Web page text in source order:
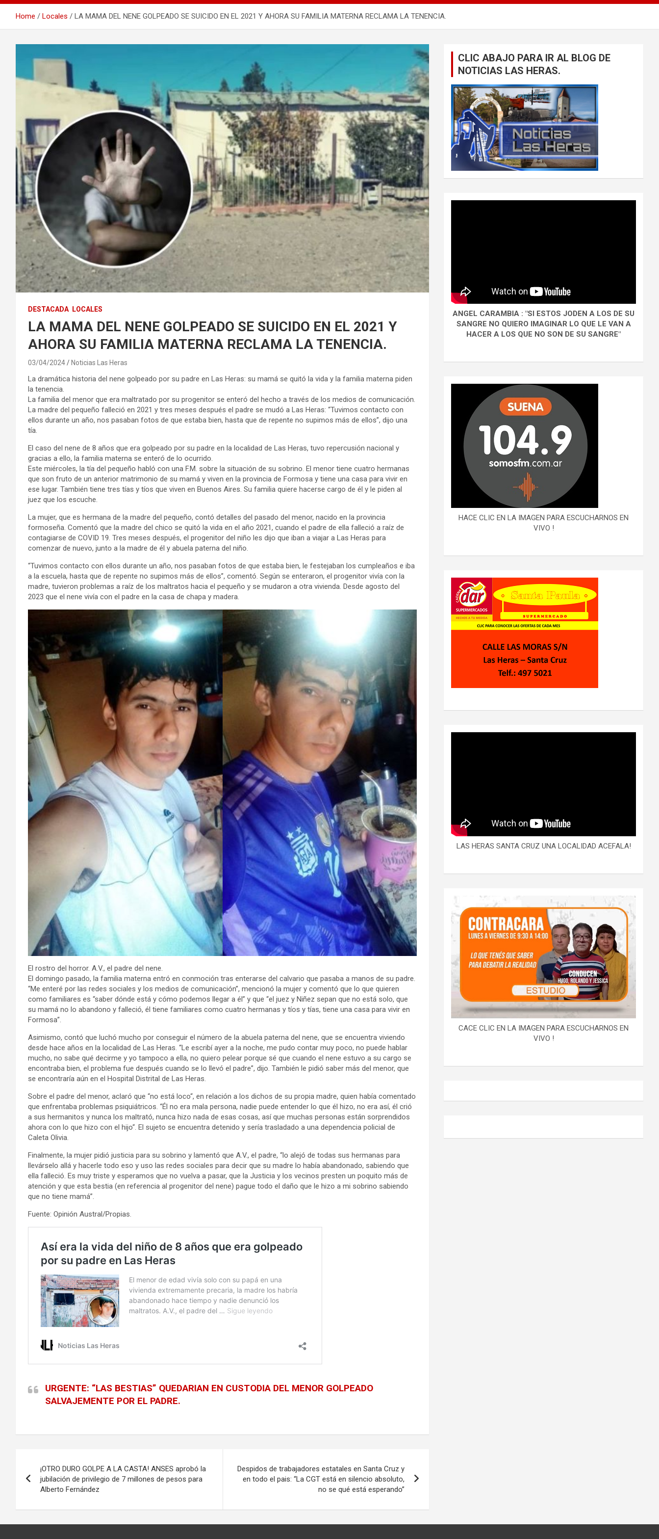
Home Locales LA MAMA DEL NENE GOLPEADO SE SUICIDO EN EL 2021 Y AHORA SU FAMILIA MATERNA RECLAMA LA TENENCIA.
DESTACADA LOCALES
LA MAMA DEL NENE GOLPEADO SE SUICIDO EN EL 2021 Y
AHORA SU FAMILIA MATERNA RECLAMA LA TENENCIA.
03/04/2024 Noticias Las Heras
La dramática historia del nene golpeado por su padre en Las Heras: su mamá se quitó la vida y la familia materna piden
la tenencia.
La familia del menor que era maltratado por su progenitor se enteró del hecho a través de los medios de comunicación.
La madre del pequeño falleció en 2021 y tres meses después el padre se mudó a Las Heras: “Tuvimos contacto con
ellos durante un año, nos pasaban fotos de que estaba bien, hasta que de repente no supimos más de ellos”, dijo una
tía.
El caso del nene de 8 años que era golpeado por su padre en la localidad de Las Heras, tuvo repercusión nacional y
gracias a ello, la familia materna se enteró de lo ocurrido.
Este miércoles, la tía del pequeño habló con una F.M. sobre la situación de su sobrino. El menor tiene cuatro hermanas
que son fruto de un anterior matrimonio de su mamá y viven en la provincia de Formosa y tiene una casa para vivir en
ese lugar. También tiene tres tías y tíos que viven en Buenos Aires. Su familia quiere hacerse cargo de él y le piden al
juez que los escuche.
La mujer, que es hermana de la madre del pequeño, contó detalles del pasado del menor, nacido en la provincia
formoseña. Comentó que la madre del chico se quitó la vida en el año 2021, cuando el padre de ella falleció a raíz de
contagiarse de COVID 19. Tres meses después, el progenitor del niño les dijo que iban a viajar a Las Heras para
comenzar de nuevo, junto a la madre de él y abuela paterna del niño.
“Tuvimos contacto con ellos durante un año, nos pasaban fotos de que estaba bien, le festejaban los cumpleaños e iba
a la escuela, hasta que de repente no supimos más de ellos”, comentó. Según se enteraron, el progenitor vivía con la
madre, tuvieron problemas a raíz de los maltratos hacia el pequeño y se mudaron a otra vivienda. Desde agosto del
2023 que el nene vivía con el padre en la casa de chapa y madera.
El rostro del horror. A.V., el padre del nene.
El domingo pasado, la familia materna entró en conmoción tras enterarse del calvario que pasaba a manos de su padre.
“Me enteré por las redes sociales y los medios de comunicación”, mencionó la mujer y comentó que lo que quieren
como familiares es “saber dónde está y cómo podemos llegar a él” y que “el juez y Niñez sepan que no está solo, que
su mamá no lo abandono y falleció, él tiene familiares como cuatro hermanas y tíos y tías, tiene una casa para vivir en
Formosa”.
Asimismo, contó que luchó mucho por conseguir el número de la abuela paterna del nene, que se encuentra viviendo
desde hace años en la localidad de Las Heras. “Le escribí ayer a la noche, me pudo contar muy poco, no puede hablar
mucho, no sabe qué decirme y yo tampoco a ella, no quiero pelear porque sé que cuando el nene estuvo a su cargo se
encontraba bien, el problema fue después cuando se lo llevó el padre”, dijo. También le pidió saber más del menor, que
se encontraría aún en el Hospital Distrital de Las Heras.
Sobre el padre del menor, aclaró que “no está loco“, en relación a los dichos de su propia madre, quien había comentado
que enfrentaba problemas psiquiátricos. “Él no era mala persona, nadie puede entender lo que él hizo, no era así, él crió
a sus hermanitos y nunca los maltrató, nunca hizo nada de esas cosas, así que muchas personas están sorprendidos
ahora con lo que hizo con el hijo“. El sujeto se encuentra detenido y sería trasladado a una dependencia policial de
Caleta Olivia.
Finalmente, la mujer pidió justicia para su sobrino y lamentó que A.V., el padre, “lo alejó de todas sus hermanas para
llevárselo allá y hacerle todo eso y uso las redes sociales para decir que su madre lo había abandonado, sabiendo que
ella falleció. Es muy triste y esperamos que no vuelva a pasar, que la Justicia y los vecinos presten un poquito más de
atención y que esta bestia (en referencia al progenitor del nene) pague todo el daño que le hizo a mi sobrino sabiendo
que no tiene mamá”.
Fuente: Opinión Austral/Propias.
URGENTE: “LAS BESTIAS” QUEDARIAN EN CUSTODIA DEL MENOR GOLPEADO
SALVAJEMENTE POR EL PADRE.
de
¡OTRO DURO GOLPE A LA CASTA! ANSES aprobó la
jubilación de privilegio de 7 millones de pesos para
Alberto Fernández
Despidos de trabajadores estatales en Santa Cruz y
en todo el pais: “La CGT está en silencio absoluto,
no se qué está esperando”
CLIC ABAJO PARA IR AL BLOG DE
NOTICIAS LAS HERAS.
ANGEL CARAMBIA : "SI ESTOS JODEN A LOS DE SU
SANGRE NO QUIERO IMAGINAR LO QUE LE VAN A
HACER A LOS QUE NO SON DE SU SANGRE"
HACE CLIC EN LA IMAGEN PARA ESCUCHARNOS EN
VIVO !
LAS HERAS SANTA CRUZ UNA LOCALIDAD ACEFALA!
CACE CLIC EN LA IMAGEN PARA ESCUCHARNOS EN
VIVO !